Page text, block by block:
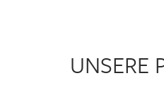
UNSERE